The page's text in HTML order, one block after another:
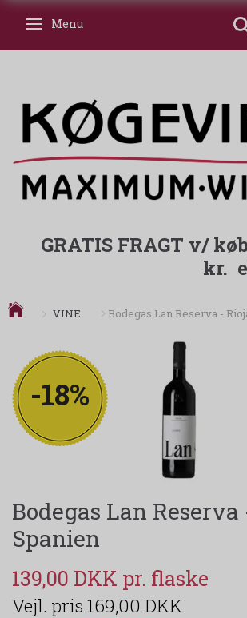
Skifte navigation
Menu
GRATIS FRAGT v/
kr.
VINE Bodegas Lan Reserva -
-18%
Bodegas Lan Reserva
Spanien
139,00 DKK
169,00 DKK